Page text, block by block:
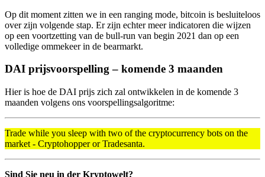
Op dit moment zitten we in een ranging mode, bitcoin is besluiteloos
over zijn volgende stap. Er zijn echter meer indicatoren die wijzen
op een voortzetting van de bull-run van begin 2021 dan op een
volledige ommekeer in de bearmarkt.
DAI prijsvoorspelling – komende 3 maanden
Hier is hoe de DAI prijs zich zal ontwikkelen in de komende 3
maanden volgens ons voorspellingsalgoritme:
Trade while you sleep with two of the cryptocurrency bots on the
market - Cryptohopper or Tradesanta.
Sind Sie neu in der Kryptowelt?